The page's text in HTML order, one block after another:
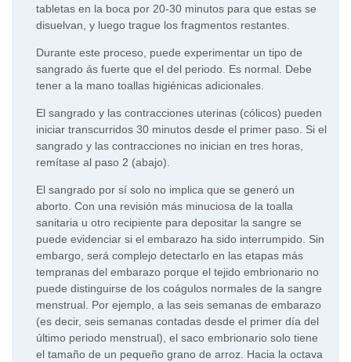
tabletas en la boca por 20-30 minutos para que estas se
disuelvan, y luego trague los fragmentos restantes.
Durante este proceso, puede experimentar un tipo de
sangrado ás fuerte que el del periodo. Es normal. Debe
tener a la mano toallas higiénicas adicionales.
El sangrado y las contracciones uterinas (cólicos) pueden
iniciar transcurridos 30 minutos desde el primer paso. Si el
sangrado y las contracciones no inician en tres horas,
remítase al paso 2 (abajo).
El sangrado por sí solo no implica que se generó un
aborto. Con una revisión más minuciosa de la toalla
sanitaria u otro recipiente para depositar la sangre se
puede evidenciar si el embarazo ha sido interrumpido. Sin
embargo, será complejo detectarlo en las etapas más
tempranas del embarazo porque el tejido embrionario no
puede distinguirse de los coágulos normales de la sangre
menstrual. Por ejemplo, a las seis semanas de embarazo
(es decir, seis semanas contadas desde el primer día del
último periodo menstrual), el saco embrionario solo tiene
el tamaño de un pequeño grano de arroz. Hacia la octava